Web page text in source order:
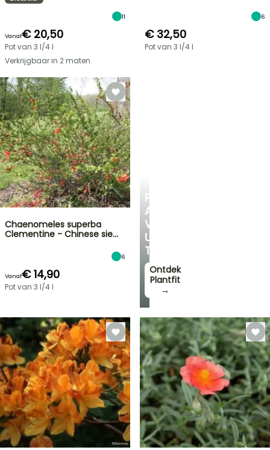
PERSOONLIJK
ADVIES
VOOR
UW
TUIN
Ontdek
Plantfit
→
11
Vanaf€ 20,50
Pot van 3 l/4 l
Verkrijgbaar in 2 maten
6
€ 32,50
Pot van 3 l/4 l
Chaenomeles superba
Clementine - Chinese sie…
6
Vanaf€ 14,90
Pot van 3 l/4 l